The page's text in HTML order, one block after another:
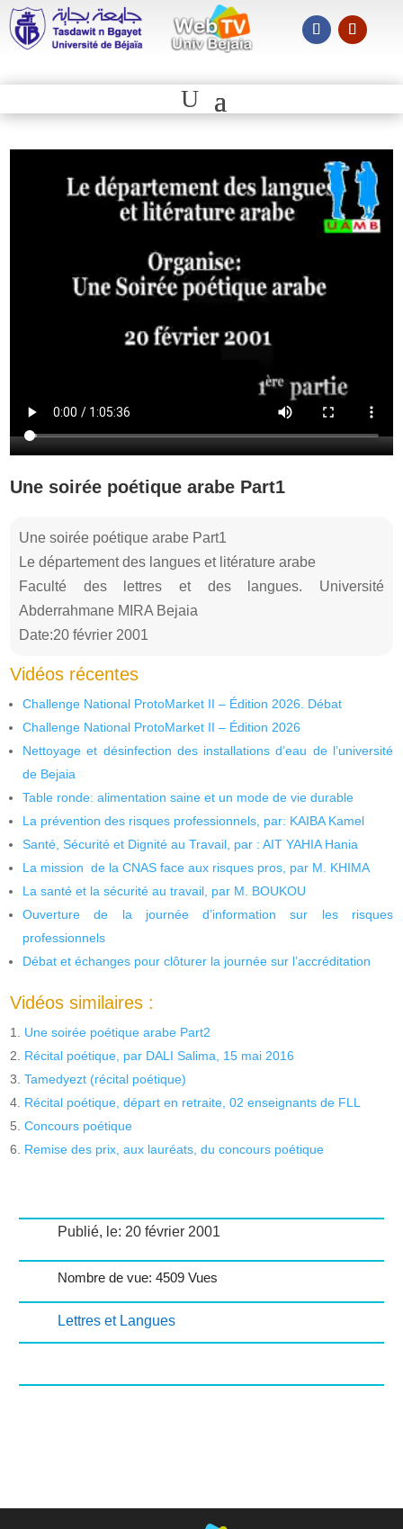
Une soirée poétique arabe Part1
Une soirée poétique arabe Part1
Le département des langues et litérature arabe
Faculté des lettres et des langues. Université
Abderrahmane MIRA Bejaia
Date:20 février 2001
Vidéos récentes
Challenge National ProtoMarket II – Édition 2026. Débat
Challenge National ProtoMarket II – Édition 2026
Nettoyage et désinfection des installations d’eau de l’université
de Bejaia
Table ronde: alimentation saine et un mode de vie durable
La prévention des risques professionnels, par: KAIBA Kamel
Santé, Sécurité et Dignité au Travail, par : AIT YAHIA Hania
La mission de la CNAS face aux risques pros, par M. KHIMA
La santé et la sécurité au travail, par M. BOUKOU
Ouverture de la journée d’information sur les risques
professionnels
Débat et échanges pour clôturer la journée sur l’accréditation
Vidéos similaires :
Une soirée poétique arabe Part2
Récital poétique, par DALI Salima, 15 mai 2016
Tamedyezt (récital poétique)
Récital poétique, départ en retraite, 02 enseignants de FLL
Concours poétique
Remise des prix, aux lauréats, du concours poétique
Publié, le: 20 février 2001
Nombre de vue: 4509 Vues
Lettres et Langues